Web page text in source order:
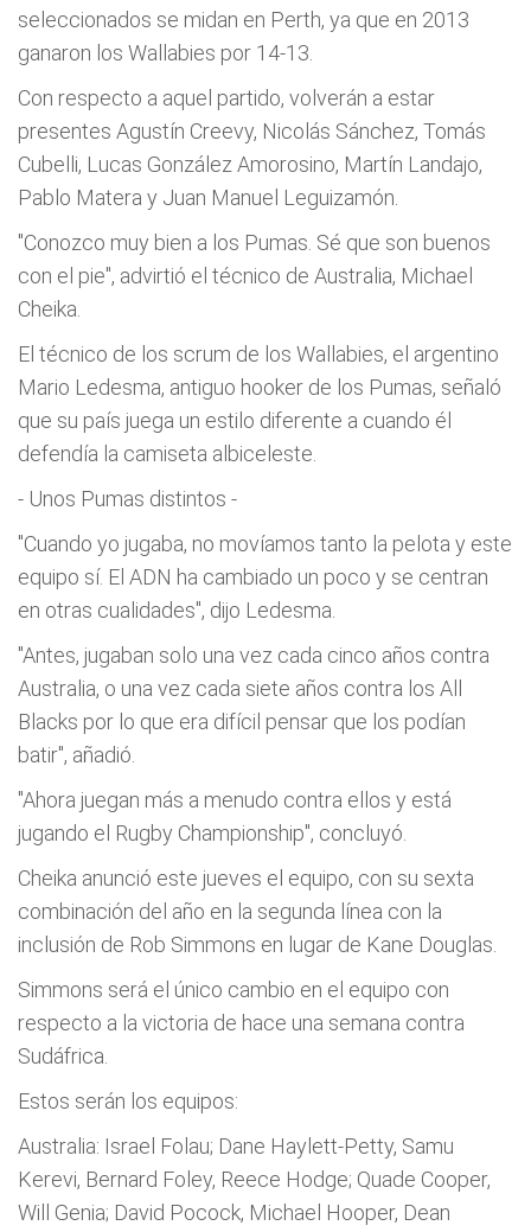
seleccionados se midan en Perth, ya que en 2013
ganaron los Wallabies por 14-13.
Con respecto a aquel partido, volverán a estar
presentes Agustín Creevy, Nicolás Sánchez, Tomás
Cubelli, Lucas González Amorosino, Martín Landajo,
Pablo Matera y Juan Manuel Leguizamón.
"Conozco muy bien a los Pumas. Sé que son buenos
con el pie", advirtió el técnico de Australia, Michael
Cheika.
El técnico de los scrum de los Wallabies, el argentino
Mario Ledesma, antiguo hooker de los Pumas, señaló
que su país juega un estilo diferente a cuando él
defendía la camiseta albiceleste.
- Unos Pumas distintos -
"Cuando yo jugaba, no movíamos tanto la pelota y este
equipo sí. El ADN ha cambiado un poco y se centran
en otras cualidades", dijo Ledesma.
"Antes, jugaban solo una vez cada cinco años contra
Australia, o una vez cada siete años contra los All
Blacks por lo que era difícil pensar que los podían
batir", añadió.
"Ahora juegan más a menudo contra ellos y está
jugando el Rugby Championship", concluyó.
Cheika anunció este jueves el equipo, con su sexta
combinación del año en la segunda línea con la
inclusión de Rob Simmons en lugar de Kane Douglas.
Simmons será el único cambio en el equipo con
respecto a la victoria de hace una semana contra
Sudáfrica.
Estos serán los equipos:
Australia: Israel Folau; Dane Haylett-Petty, Samu
Kerevi, Bernard Foley, Reece Hodge; Quade Cooper,
Will Genia; David Pocock, Michael Hooper, Dean